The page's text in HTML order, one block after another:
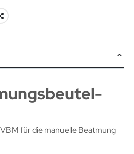
für die manuelle Beatmung